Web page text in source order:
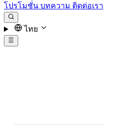
โปรโมชั่น บทความ ติดต่อเรา
ไทย